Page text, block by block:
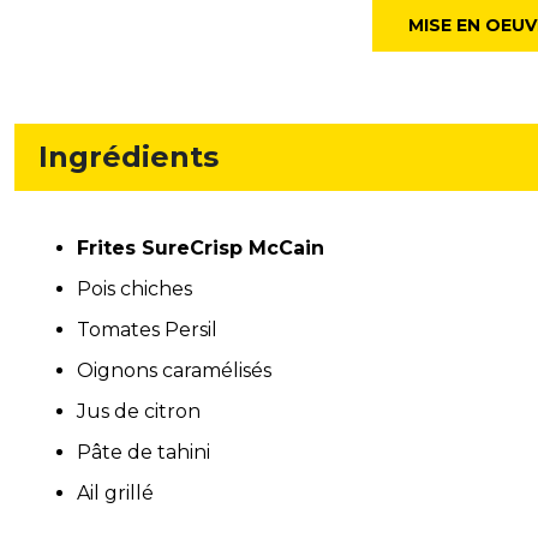
MISE EN
Ingrédients
Frites SureCrisp McCain
Pois chiches
Tomates Persil
Oignons caramélisés
Jus de citron
Pâte de tahini
Ail grillé